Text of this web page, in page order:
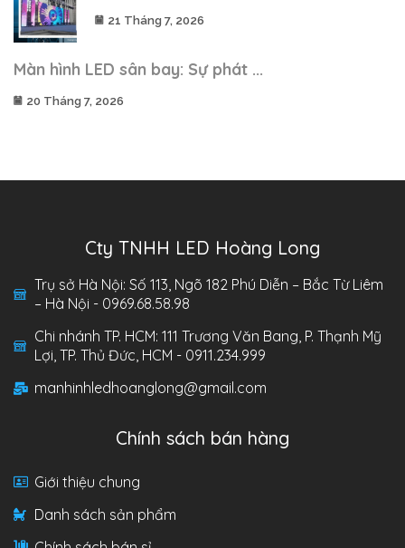
21 Tháng 7, 2026
Màn hình LED sân bay: Sự phát ...
20 Tháng 7, 2026
Cty TNHH LED Hoàng Long
Trụ sở Hà Nội: Số 113, Ngõ 182 Phú Diễn – Bắc Từ Liêm
– Hà Nội - 0969.68.58.98
Chi nhánh TP. HCM: 111 Trương Văn Bang, P. Thạnh Mỹ
Lợi, TP. Thủ Đức, HCM - 0911.234.999
manhinhledhoanglong@gmail.com
Chính sách bán hàng
Giới thiệu chung
Danh sách sản phẩm